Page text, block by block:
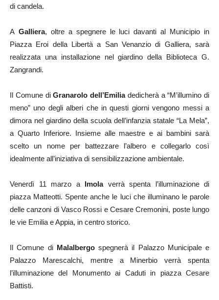
di candela.
A Galliera, oltre a spegnere le luci davanti al Municipio in
Piazza Eroi della Libertà a San Venanzio di Galliera, sarà
realizzata una installazione nel giardino della Biblioteca G.
Zangrandi.
Il Comune diGranarolo dell’Emiliadedicherà a “M’illumino di
meno” uno degli alberi che in questi giorni vengono messi a
dimora nel giardino della scuola dell’infanzia statale “La Mela”,
a Quarto Inferiore. Insieme alle maestre e ai bambini sarà
scelto un nome per battezzare l’albero e collegarlo così
idealmente all’iniziativa di sensibilizzazione ambientale.
Venerdì 11 marzo a Imolaverrà spenta l’illuminazione di
piazza Matteotti. Spente anche le luci che illuminano le parole
delle canzoni di Vasco Rossi e Cesare Cremonini, poste lungo
le vie Emilia e Appia, in centro storico.
Il Comune di Malalbergospegnerà il Palazzo Municipale e
Palazzo Marescalchi, mentre a Minerbio verrà spenta
l’illuminazione del Monumento ai Caduti in piazza Cesare
Battisti.